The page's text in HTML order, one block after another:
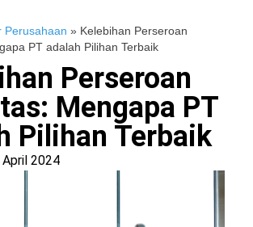
Perusahaan » Kelebihan Perseroan
PT adalah Pilihan Terbaik
Perseroan
Mengapa PT
Pilihan Terbaik
April 2024